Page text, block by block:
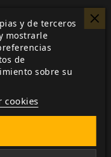
Pionero!
y de terceros
mostrarle
de
sobre su
cookies